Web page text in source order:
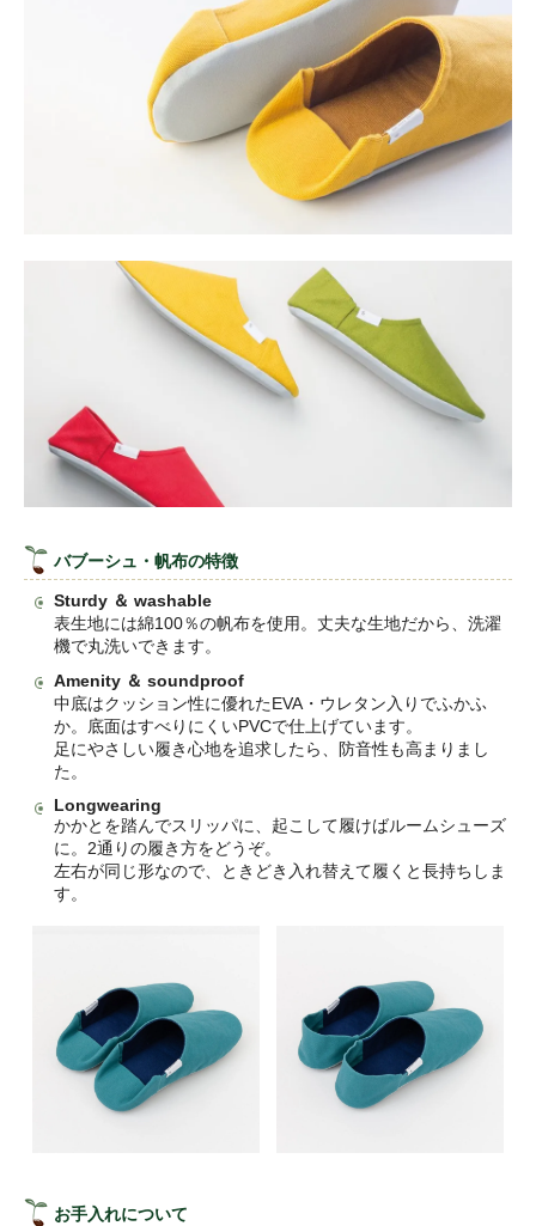
バブーシュ・帆布の特徴
Sturdy ＆ washable
表生地には綿100％の帆布を使用。丈夫な生地だから、洗濯
機で丸洗いできます。
Amenity ＆ soundproof
中底はクッション性に優れたEVA・ウレタン入りでふかふ
か。底面はすべりにくいPVCで仕上げています。
足にやさしい履き心地を追求したら、防音性も高まりまし
た。
Longwearing
かかとを踏んでスリッパに、起こして履けばルームシューズ
に。2通りの履き方をどうぞ。
左右が同じ形なので、ときどき入れ替えて履くと長持ちしま
す。
お手入れについて